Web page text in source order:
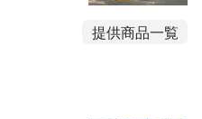
提供商品一覧